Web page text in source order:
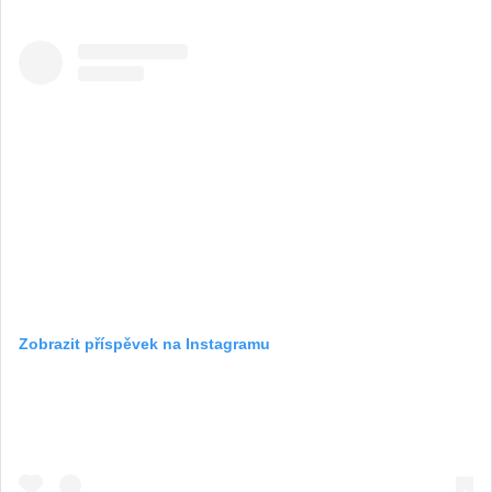
Zobrazit příspěvek na Instagramu